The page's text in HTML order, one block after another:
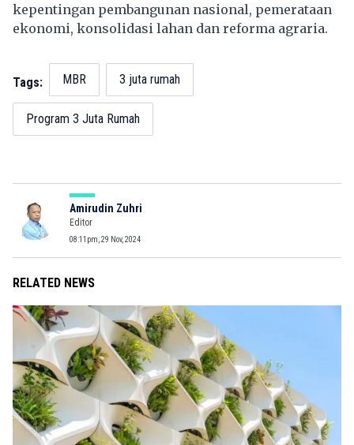
kepentingan pembangunan nasional, pemerataan
ekonomi, konsolidasi lahan dan reforma agraria.
Tags: MBR 3 juta rumah
Program 3 Juta Rumah
Amirudin Zuhri
Editor
08:11pm, 29 Nov, 2024
RELATED NEWS